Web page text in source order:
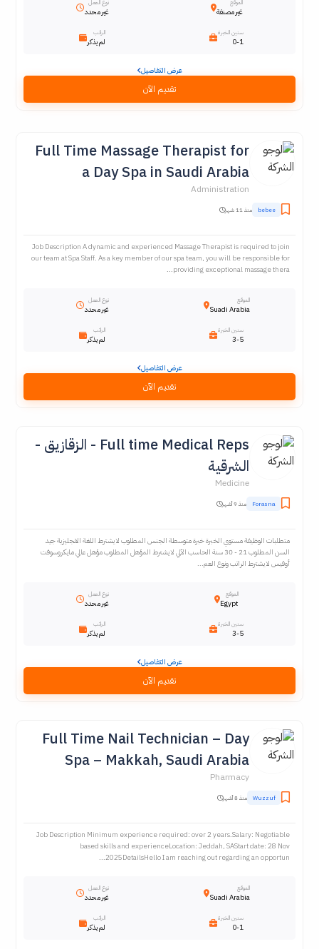
الموقع
غير مصنفة
نوع العمل
غير محدد
سنين الخبرة
0-1
الراتب
لم يذكر
عرض التفاصيل
تقديم الآن
Full Time Massage Therapist for
a Day Spa in Saudi Arabia
Administration
bebee منذ 11 شهر
Job Description A dynamic and experienced Massage Therapist is required to join
our team at Spa Staff. As a key member of our spa team, you will be responsible for
providing exceptional massage thera...
الموقع
Suadi Arabia
نوع العمل
غير محدد
سنين الخبرة
3-5
الراتب
لم يذكر
عرض التفاصيل
تقديم الآن
Full time Medical Reps - الزقازيق -
الشرقية
Medicine
Forasna منذ 9 أشهر
متطلبات الوظيفة مستوي الخبرة خبرة متوسطة الجنس المطلوب لا يشترط اللغة الانجليزية جيد
السن المطلوب 21 - 30 سنة الحاسب الآلي لا يشترط المؤهل المطلوب مؤهل عالي مايكروسوفت
أوفيس لا يشترط الراتب ونوع العم...
الموقع
Egypt
نوع العمل
غير محدد
سنين الخبرة
3-5
الراتب
لم يذكر
عرض التفاصيل
تقديم الآن
Full Time Nail Technician – Day
Spa – Makkah, Saudi Arabia
Pharmacy
Wuzzuf منذ 8 أشهر
Job Description Minimum experience required: over 2 years.Salary: Negotiable
based skills and experienceLocation: Jeddah, SAStart date: 28 Nov
2025DetailsHello I am reaching out regarding an opportun...
الموقع
Suadi Arabia
نوع العمل
غير محدد
سنين الخبرة
0-1
الراتب
لم يذكر